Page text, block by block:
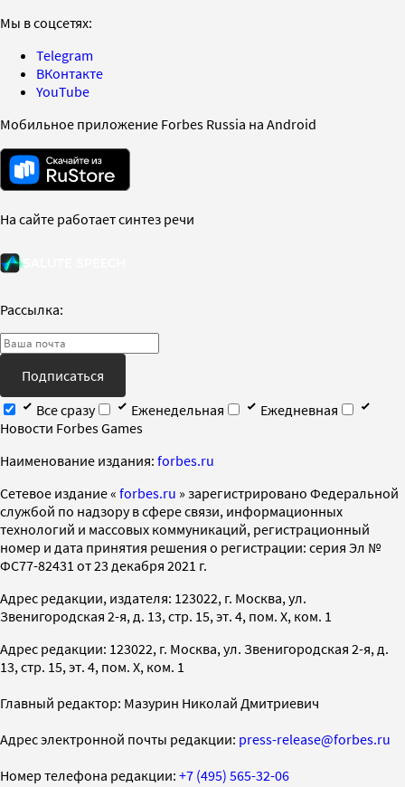
Мы в соцсетях:
Telegram
ВКонтакте
YouTube
Мобильное приложение Forbes Russia на Android
На сайте работает синтез речи
Рассылка:
Подписаться
Все сразу
Еженедельная
Ежедневная
Новости Forbes Games
Наименование издания: forbes.ru
Cетевое издание « forbes.ru » зарегистрировано Федеральной
службой по надзору в сфере связи, информационных
технологий и массовых коммуникаций, регистрационный
номер и дата принятия решения о регистрации: серия Эл №
ФС77-82431 от 23 декабря 2021 г.
Адрес редакции, издателя: 123022, г. Москва, ул.
Звенигородская 2-я, д. 13, стр. 15, эт. 4, пом. X, ком. 1
Адрес редакции: 123022, г. Москва, ул. Звенигородская 2-я, д.
13, стр. 15, эт. 4, пом. X, ком. 1
Главный редактор: Мазурин Николай Дмитриевич
Адрес электронной почты редакции: press-release@forbes.ru
Номер телефона редакции: +7 (495) 565-32-06